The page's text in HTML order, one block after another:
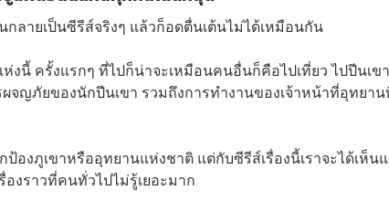
ลายเป็นซีรีส์จริงๆ แล้วก็อดตื่นเต้นไม่ได้เหมือนกัน
งนี้ ครั้งแรกๆ ที่ไปก็น่าจะเหมือนคนอื่นก็คือไปเที่ยว ไปปีนเข
จญภัยของนักปีนเขา รวมถึงการทำงานของเจ้าหน้าที่อุทยา
องภูเขาหรืออุทยานแห่งชาติ แต่กับซีรีส์เรื่องนี้เราจะได้เห็น
องราวที่คนทั่วไปไม่รู้เยอะมาก